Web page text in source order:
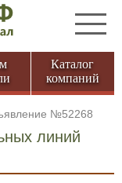
Каталог
компаний
№52268
линий